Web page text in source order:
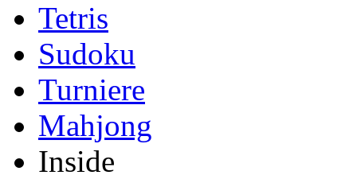
Tetris
Sudoku
Turniere
Mahjong
Inside